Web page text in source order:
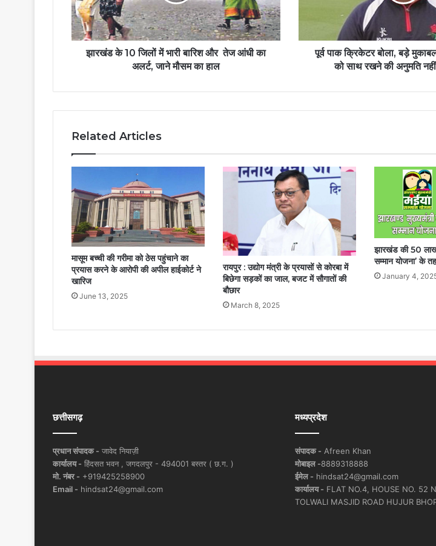
झारखंड के 10 जिलों में भारी बारिश और तेज आंधी का
अलर्ट, जाने मौसम का हाल
पूर्व पाक क्रिकेटर बोला, बड़े
को साथ रखने की अनुमति नहीं
Related Articles
मासूम बच्ची की गरीमा को ठेस पहुंचाने का
प्रयास करने के आरोपी की अपील हाईकोर्ट ने
खारिज
June 13, 2025
रायपुर : उद्योग मंत्री के प्रयासों से कोरबा में
बिछेगा सड़कों का जाल, बजट में सौगातों की
बौछार
March 8, 2025
झारखंड की 50 लाख
सम्मान योजना’ के
January 4,
छत्तीसगढ़
प्रधान संपादक - जावेद नियाज़ी
कार्यालय - हिंदसत भवन , जगदलपुर - 494001 बस्तर ( छ.ग. )
मो. नंबर - +919425258900
Email - hindsat24@gmail.com
मध्यप्रदेश
संपादक - Afreen Khan
मोबाइल -8889318888
ईमेल - hindsat24@gmail.com
कार्यालय - FLAT NO.4, HOUSE NO. 52
TOLWALI MASJID ROAD HUJUR